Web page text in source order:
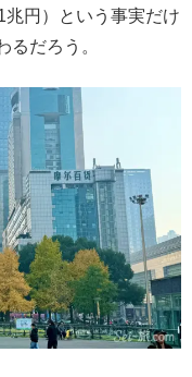
円）という事実だけ
るだろう。